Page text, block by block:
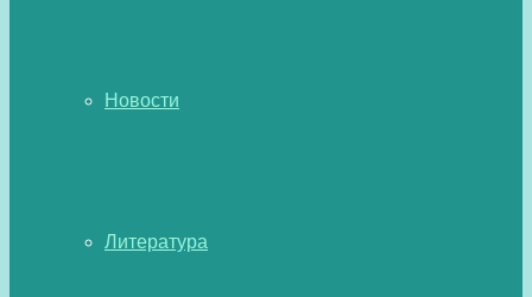
Новости
Литература